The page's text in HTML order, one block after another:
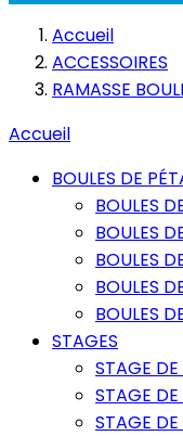
Accueil
ACCESSOIRES
RAMASSE
Accueil
BOULES DE
BOULES
BOULES
BOULES
BOULES
BOULES
STAGES
STAGE
STAGE
STAGE DE